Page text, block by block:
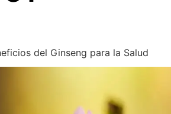
del Ginseng para la Salud